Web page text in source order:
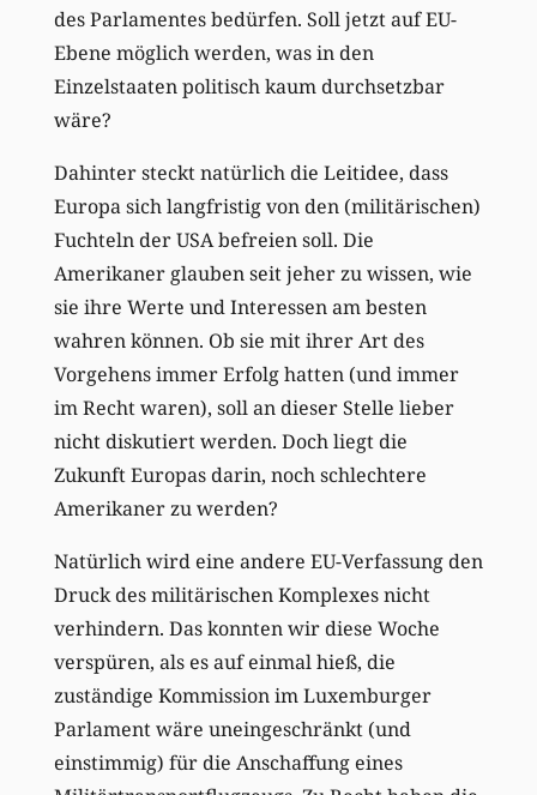
des Parlamentes bedürfen. Soll jetzt auf EU-
Ebene möglich werden, was in den
Einzelstaaten politisch kaum durchsetzbar
wäre?
Dahinter steckt natürlich die Leitidee, dass
Europa sich langfristig von den (militärischen)
Fuchteln der USA befreien soll. Die
Amerikaner glauben seit jeher zu wissen, wie
sie ihre Werte und Interessen am besten
wahren können. Ob sie mit ihrer Art des
Vorgehens immer Erfolg hatten (und immer
im Recht waren), soll an dieser Stelle lieber
nicht diskutiert werden. Doch liegt die
Zukunft Europas darin, noch schlechtere
Amerikaner zu werden?
Natürlich wird eine andere EU-Verfassung den
Druck des militärischen Komplexes nicht
verhindern. Das konnten wir diese Woche
verspüren, als es auf einmal hieß, die
zuständige Kommission im Luxemburger
Parlament wäre uneingeschränkt (und
einstimmig) für die Anschaffung eines